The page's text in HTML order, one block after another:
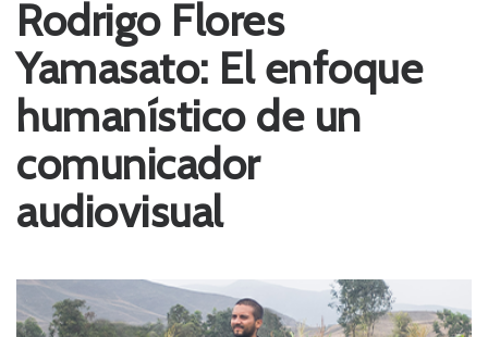
Rodrigo Flores
Yamasato: El enfoque
humanístico de un
comunicador
audiovisual